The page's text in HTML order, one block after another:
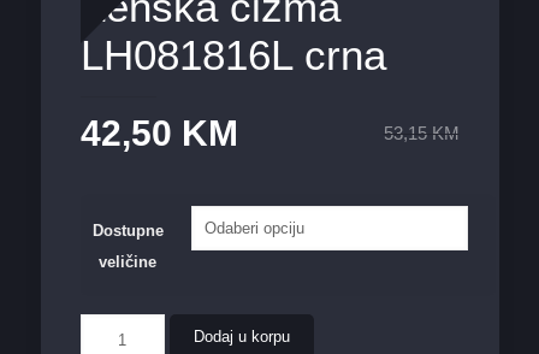
LH081816L crna
53,15 KM
42,50 KM
Dostupne
veličine
čizma
Dodaj u korpu